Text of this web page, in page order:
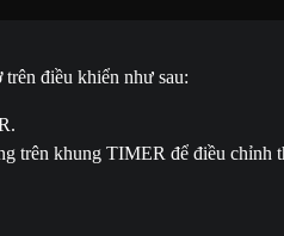
điều khiển như sau:
trên khung TIMER để điều chỉnh